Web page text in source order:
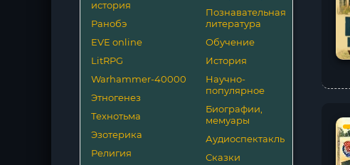
история
Ранобэ
EVE online
LitRPG
Warhammer-40000
Этногенез
Технотьма
Эзотерика
Религия
Познавательная
литература
Обучение
История
Научно-
популярное
Биографии,
мемуары
Аудиоспектакль
Сказки